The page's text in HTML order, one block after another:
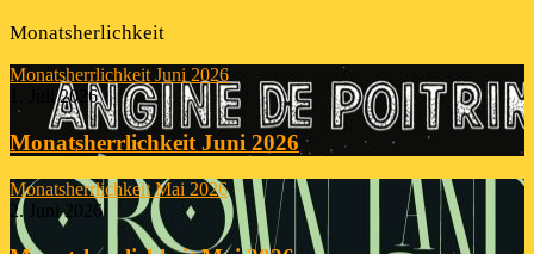
Monatsherlichkeit
Monatsherrlichkeit Juni 2026
1. Juli 2026
Monatsherrlichkeit Juni 2026
Monatsherrlichkeit Mai 2026
2. Juni 2026